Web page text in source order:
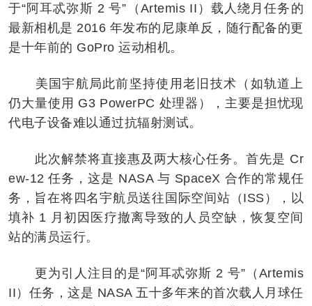
于“阿耳忒弥斯 2 号”（Artemis II）载人绕月任务的
最新相机是 2016 年发布的尼康单反，随行配备的更
是十年前的 GoPro 运动相机。
美国宇航局此前坚持使用老旧技术（如轨道上
仍大量使用 G3 PowerPC 处理器），主要是担忧现
代电子设备难以通过抗辐射测试。
此次解禁将直接惠及两大核心任务。首先是 Cr
ew-12 任务，这是 NASA 与 SpaceX 合作的常规任
务，旨在将四名宇航员送往国际空间站（ISS），以
填补 1 月初因医疗撤离导致的人员空缺，恢复空间
站的满员运行。
更为引人注目的是“阿耳忒弥斯 2 号”（Artemis
II）任务，这是 NASA 五十多年来的首次载人月球任